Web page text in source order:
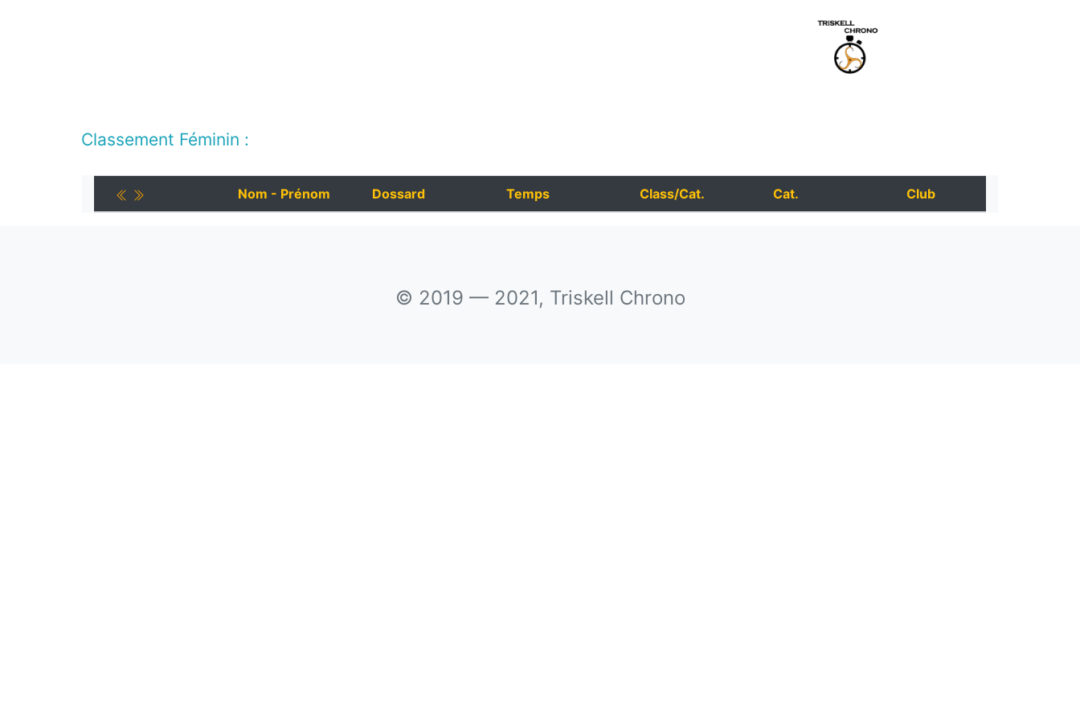
Classement Féminin :
Nom - Prénom Dossard Temps Class/Cat. Cat. Club
© 2019 — 2021, Triskell Chrono